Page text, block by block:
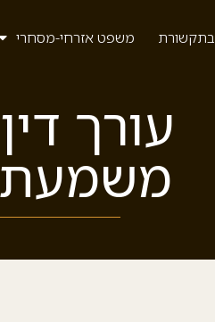
בתקשורת משפט אזרחי-מסחרי
עורך
משמעת,